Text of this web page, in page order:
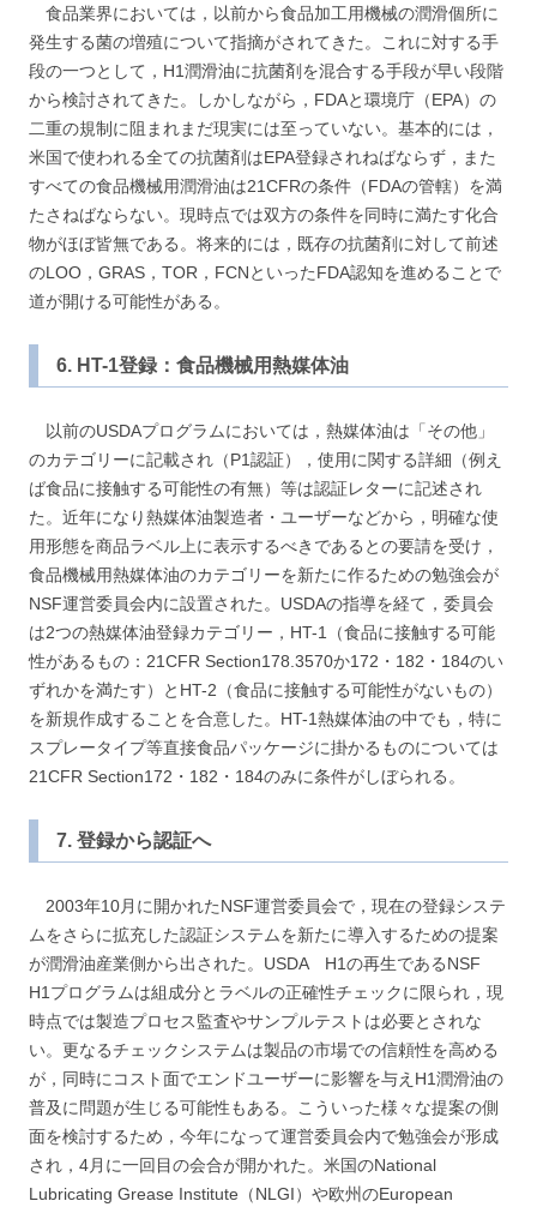
食品業界においては，以前から食品加工用機械の潤滑個所に
発生する菌の増殖について指摘がされてきた。これに対する手
段の一つとして，H1潤滑油に抗菌剤を混合する手段が早い段階
から検討されてきた。しかしながら，FDAと環境庁（EPA）の
二重の規制に阻まれまだ現実には至っていない。基本的には，
米国で使われる全ての抗菌剤はEPA登録されねばならず，また
すべての食品機械用潤滑油は21CFRの条件（FDAの管轄）を満
たさねばならない。現時点では双方の条件を同時に満たす化合
物がほぼ皆無である。将来的には，既存の抗菌剤に対して前述
のLOO，GRAS，TOR，FCNといったFDA認知を進めることで
道が開ける可能性がある。
6. HT-1登録：食品機械用熱媒体油
以前のUSDAプログラムにおいては，熱媒体油は「その他」
のカテゴリーに記載され（P1認証），使用に関する詳細（例え
ば食品に接触する可能性の有無）等は認証レターに記述され
た。近年になり熱媒体油製造者・ユーザーなどから，明確な使
用形態を商品ラベル上に表示するべきであるとの要請を受け，
食品機械用熱媒体油のカテゴリーを新たに作るための勉強会が
NSF運営委員会内に設置された。USDAの指導を経て，委員会
は2つの熱媒体油登録カテゴリー，HT-1（食品に接触する可能
性があるもの：21CFR Section178.3570か172・182・184のい
ずれかを満たす）とHT-2（食品に接触する可能性がないもの）
を新規作成することを合意した。HT-1熱媒体油の中でも，特に
スプレータイプ等直接食品パッケージに掛かるものについては
21CFR Section172・182・184のみに条件がしぼられる。
7. 登録から認証へ
2003年10月に開かれたNSF運営委員会で，現在の登録システ
ムをさらに拡充した認証システムを新たに導入するための提案
が潤滑油産業側から出された。USDA H1の再生であるNSF
H1プログラムは組成分とラベルの正確性チェックに限られ，現
時点では製造プロセス監査やサンプルテストは必要とされな
い。更なるチェックシステムは製品の市場での信頼性を高める
が，同時にコスト面でエンドユーザーに影響を与えH1潤滑油の
普及に問題が生じる可能性もある。こういった様々な提案の側
面を検討するため，今年になって運営委員会内で勉強会が形成
され，4月に一回目の会合が開かれた。米国のNational
Lubricating Grease Institute（NLGI）や欧州のEuropean